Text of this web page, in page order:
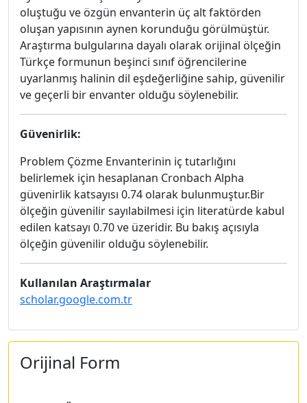
oluştuğu ve özgün envanterin üç alt faktörden
oluşan yapısının aynen korunduğu görülmüştür.
Araştırma bulgularına dayalı olarak orijinal ölçeğin
Türkçe formunun beşinci sınıf öğrencilerine
uyarlanmış halinin dil eşdeğerliğine sahip, güvenilir
ve geçerli bir envanter olduğu söylenebilir.
Güvenirlik:
Problem Çözme Envanterinin iç tutarlığını
belirlemek için hesaplanan Cronbach Alpha
güvenirlik katsayısı 0.74 olarak bulunmuştur.Bir
ölçeğin güvenilir sayılabilmesi için literatürde kabul
edilen katsayı 0.70 ve üzeridir. Bu bakış açısıyla
ölçeğin güvenilir olduğu söylenebilir.
Kullanılan Araştırmalar
scholar.google.com.tr
Orijinal Form